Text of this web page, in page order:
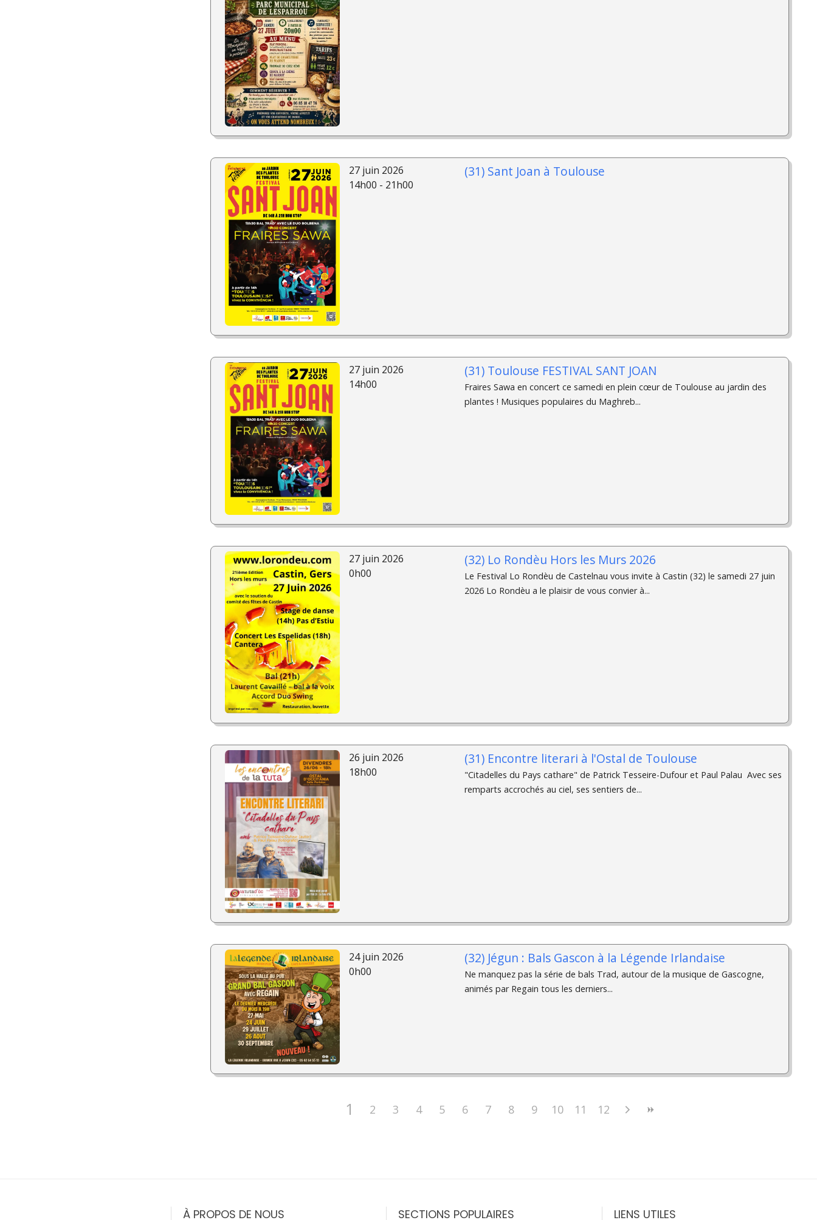
27 juin 2026
14h00 - 21h00
(31) Sant Joan à Toulouse
27 juin 2026
14h00
(31) Toulouse FESTIVAL SANT JOAN
Fraires Sawa en concert ce samedi en plein cœur de Toulouse au jardin des
plantes ! Musiques populaires du Maghreb...
27 juin 2026
0h00
(32) Lo Rondèu Hors les Murs 2026
Le Festival Lo Rondèu de Castelnau vous invite à Castin (32) le samedi 27 juin
2026 Lo Rondèu a le plaisir de vous convier à...
26 juin 2026
18h00
(31) Encontre literari à l'Ostal de Toulouse
"Citadelles du Pays cathare" de Patrick Tesseire-Dufour et Paul Palau ­ Avec ses
remparts accrochés au ciel, ses sentiers de...
24 juin 2026
0h00
(32) Jégun : Bals Gascon à la Légende Irlandaise
Ne manquez pas la série de bals Trad, autour de la musique de Gascogne,
animés par Regain tous les derniers...
1 2 3 4 5 6 7 8 9 10 11 12
À PROPOS DE NOUS SECTIONS POPULAIRES LIENS UTILES